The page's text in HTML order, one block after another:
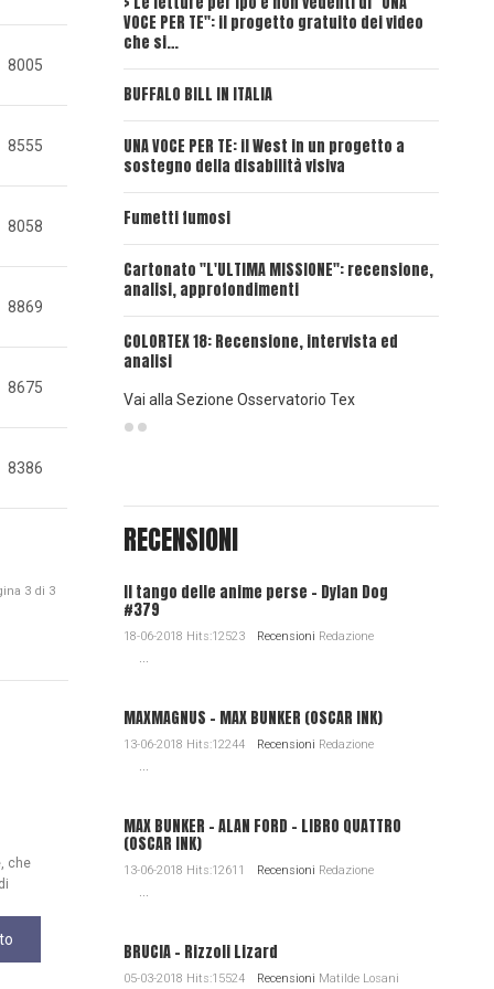
8005
8555
8058
8869
8675
8386
3 di 3
che
VOCE PER TE": il progetto gratuito dei video
che si…
BUFFALO BILL IN ITALIA
UNA VOCE PER TE: il West in un progetto a
sostegno della disabilità visiva
Fumetti fumosi
Cartonato "L'ULTIMA MISSIONE": recensione,
analisi, approfondimenti
COLORTEX 18: Recensione, intervista ed
analisi
UNA
UNA
UNA
UNA
Vai alla Sezione Osservatorio Tex
RECENSIONI
Il tango delle anime perse - Dylan Dog
#379
18-06-2018 Hits:12523 Recensioni Redazione
...
MAXMAGNUS – MAX BUNKER (OSCAR INK)
13-06-2018 Hits:12244 Recensioni Redazione
...
MAX BUNKER – ALAN FORD – LIBRO QUATTRO
(OSCAR INK)
13-06-2018 Hits:12611 Recensioni Redazione
...
BRUCIA - Rizzoli Lizard
05-03-2018 Hits:15524 Recensioni Matilde Losani